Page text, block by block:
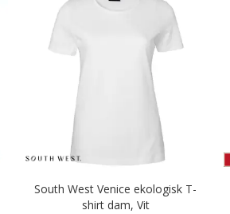
South West Venice ekologisk T-
shirt dam, Vit